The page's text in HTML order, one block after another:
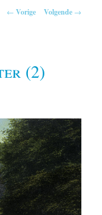
← Vorige Volgende →
(2)